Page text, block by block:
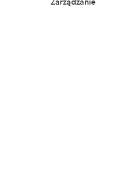
Zarządzanie